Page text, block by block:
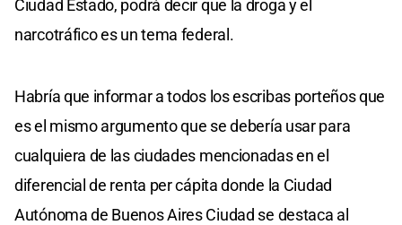
Ciudad Estado, podrá decir que la droga y el
narcotráfico es un tema federal.
Habría que informar a todos los escribas porteños que
es el mismo argumento que se debería usar para
cualquiera de las ciudades mencionadas en el
diferencial de renta per cápita donde la Ciudad
Autónoma de Buenos Aires Ciudad se destaca al